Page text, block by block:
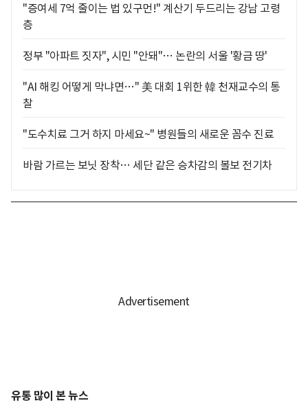
"증여세 7억 줄이는 법 있구먼!" 계산기 두드리는 강남 고령
층
정부 "아파트 짓자", 시민 "안돼"… 논란의 서울 '황금 땅'
"AI 해킹 어떻게 막냐면…" 美 대회 1위한 韓 천재교수의 통
찰
"도수치료 그거 하지 마세요~" 병원들의 새로운 꼼수 진료
바람 가르는 보닛 장착… 세단 같은 승차감의 볼보 전기차
유통 많이 본 뉴스